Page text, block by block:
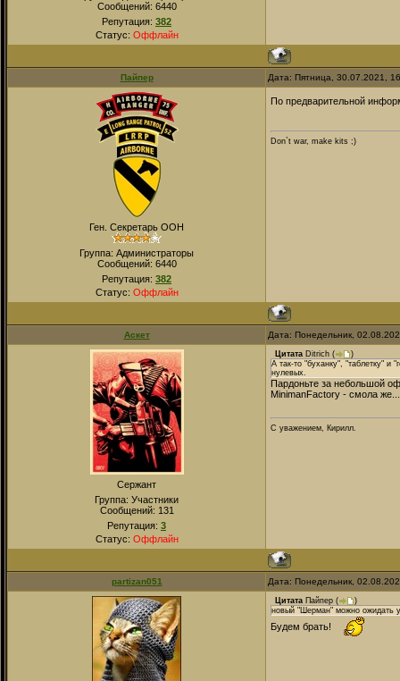
Сообщений: 6440
Репутация: 382
Статус: Оффлайн
Пайпер Дата: Пятница, 30.07.2021,
Ген. Секретарь ООН
Группа: Администраторы
Сообщений: 6440
Репутация: 382
Статус: Оффлайн
По предварительной
Don`t war, make kits ;)
Аскет Дата: Понедельник,
Сержант
Группа: Участники
Сообщений: 131
Репутация: 3
Статус: Оффлайн
Цитата Ditrich (
)
А так-то "буханку", "таблетку" и
нулевых.
Пардоньте за небольшой
MinimanFactory - смола
С уважением, Кирилл.
partizan051 Дата: Понедельник,
Цитата Пайпер (
)
новый "Шерман" можно ожидать
Будем брать!